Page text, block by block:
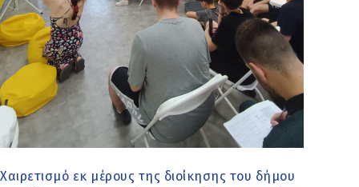
Χαιρετισμό εκ μέρους της διοίκησης του δήμου